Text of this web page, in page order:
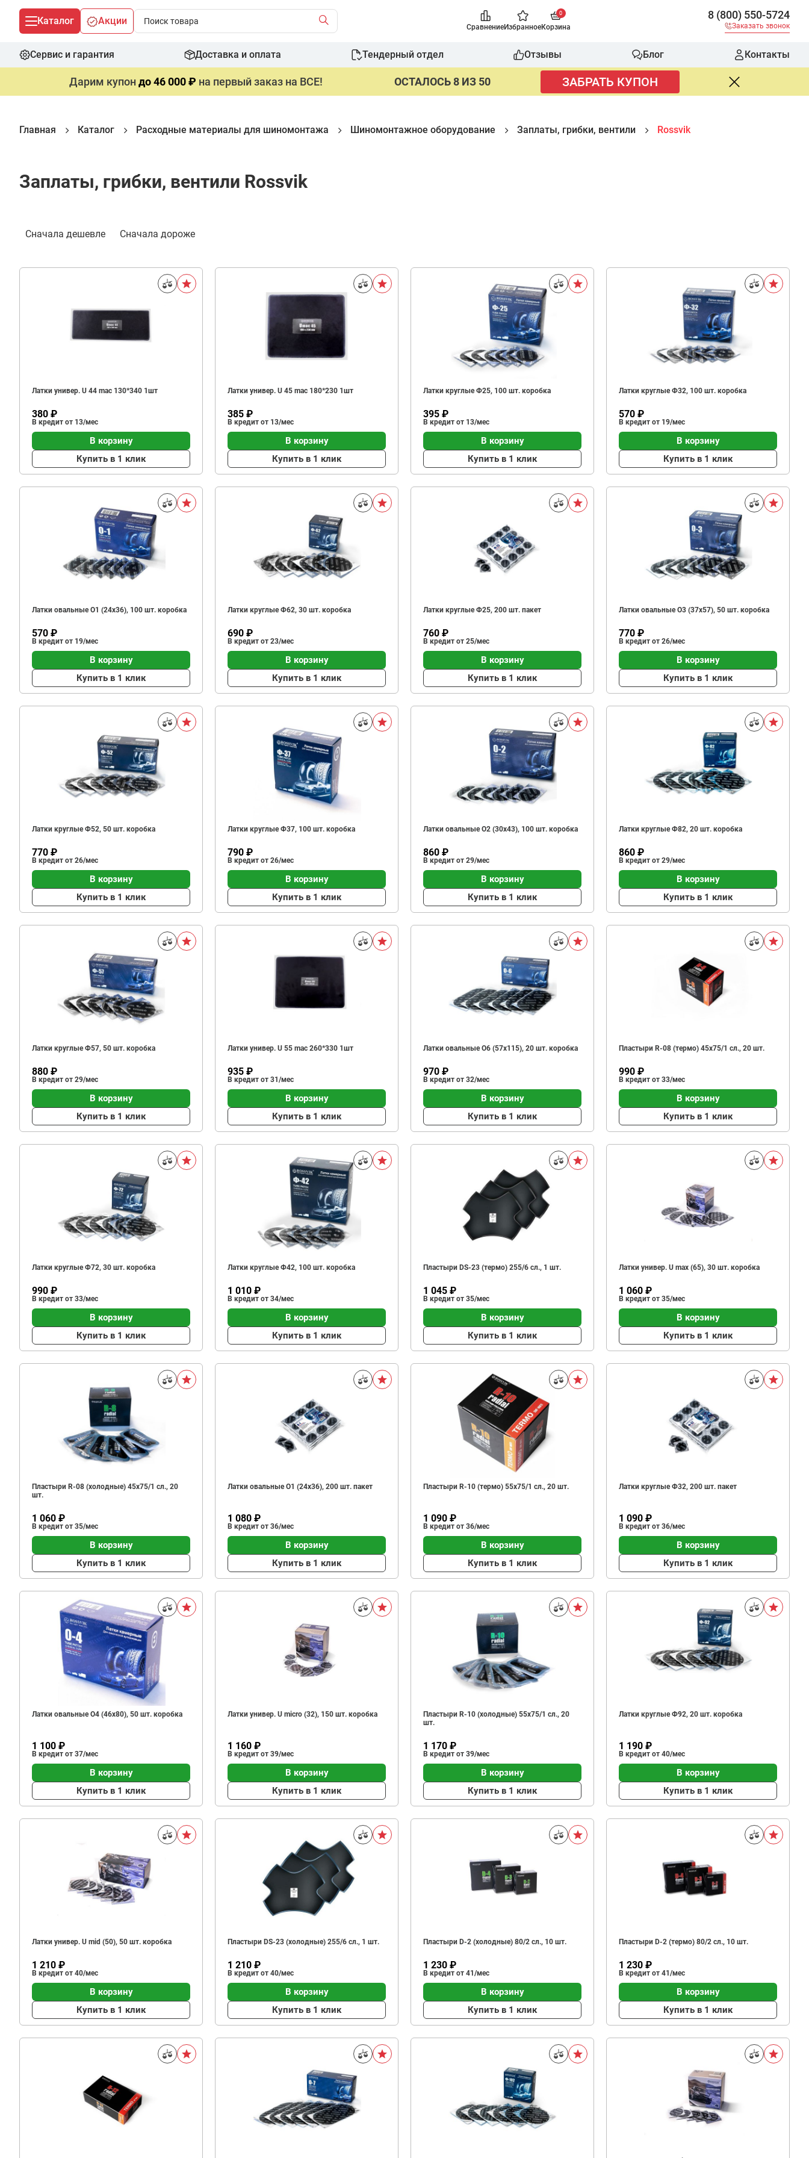
Каталог Акции
СравнениеИзбранное
0
Корзина
8 (800) 550-5724
Заказать звонок
Сервис и гарантия Доставка и оплата Тендерный отдел Отзывы Блог Контакты
Дарим купондо 46 000 ₽ на первый заказ на ВСЕ! ОСТАЛОСЬ 8 ИЗ 50 ЗАБРАТЬ КУПОН
Главная Каталог Расходные материалы для шиномонтажа Шиномонтажное оборудование Заплаты, грибки, вентили Rossvik
Заплаты, грибки, вентили Rossvik
Сначала дешевле Сначала дороже
Фильтр
Латки универ. U 44 mac 130*340 1шт
380 ₽
В кредит от 13/мес
В корзину
Купить в 1 клик
Латки универ. U 45 mac 180*230 1шт
385 ₽
В кредит от 13/мес
В корзину
Купить в 1 клик
Латки круглые Ф25, 100 шт. коробка
395 ₽
В кредит от 13/мес
В корзину
Купить в 1 клик
Латки круглые Ф32, 100 шт. коробка
570 ₽
В кредит от 19/мес
В корзину
Купить в 1 клик
Латки овальные О1 (24х36), 100 шт. коробка
570 ₽
В кредит от 19/мес
В корзину
Купить в 1 клик
Латки круглые Ф62, 30 шт. коробка
690 ₽
В кредит от 23/мес
В корзину
Купить в 1 клик
Латки круглые Ф25, 200 шт. пакет
760 ₽
В кредит от 25/мес
В корзину
Купить в 1 клик
Латки овальные О3 (37х57), 50 шт. коробка
770 ₽
В кредит от 26/мес
В корзину
Купить в 1 клик
Латки круглые Ф52, 50 шт. коробка
770 ₽
В кредит от 26/мес
В корзину
Купить в 1 клик
Латки круглые Ф37, 100 шт. коробка
790 ₽
В кредит от 26/мес
В корзину
Купить в 1 клик
Латки овальные О2 (30х43), 100 шт. коробка
860 ₽
В кредит от 29/мес
В корзину
Купить в 1 клик
Латки круглые Ф82, 20 шт. коробка
860 ₽
В кредит от 29/мес
В корзину
Купить в 1 клик
Латки круглые Ф57, 50 шт. коробка
880 ₽
В кредит от 29/мес
В корзину
Купить в 1 клик
Латки универ. U 55 mac 260*330 1шт
935 ₽
В кредит от 31/мес
В корзину
Купить в 1 клик
Латки овальные О6 (57х115), 20 шт. коробка
970 ₽
В кредит от 32/мес
В корзину
Купить в 1 клик
Пластыри R-08 (термо) 45х75/1 сл., 20 шт.
990 ₽
В кредит от 33/мес
В корзину
Купить в 1 клик
Латки круглые Ф72, 30 шт. коробка
990 ₽
В кредит от 33/мес
В корзину
Купить в 1 клик
Латки круглые Ф42, 100 шт. коробка
1 010 ₽
В кредит от 34/мес
В корзину
Купить в 1 клик
Пластыри DS-23 (термо) 255/6 сл., 1 шт.
1 045 ₽
В кредит от 35/мес
В корзину
Купить в 1 клик
Латки универ. U max (65), 30 шт. коробка
1 060 ₽
В кредит от 35/мес
В корзину
Купить в 1 клик
Пластыри R-08 (холодные) 45х75/1 сл., 20
шт.
1 060 ₽
В кредит от 35/мес
В корзину
Купить в 1 клик
Латки овальные О1 (24х36), 200 шт. пакет
1 080 ₽
В кредит от 36/мес
В корзину
Купить в 1 клик
Пластыри R-10 (термо) 55х75/1 сл., 20 шт.
1 090 ₽
В кредит от 36/мес
В корзину
Купить в 1 клик
Латки круглые Ф32, 200 шт. пакет
1 090 ₽
В кредит от 36/мес
В корзину
Купить в 1 клик
Латки овальные О4 (46х80), 50 шт. коробка
1 100 ₽
В кредит от 37/мес
В корзину
Купить в 1 клик
Латки универ. U micro (32), 150 шт. коробка
1 160 ₽
В кредит от 39/мес
В корзину
Купить в 1 клик
Пластыри R-10 (холодные) 55х75/1 сл., 20
шт.
1 170 ₽
В кредит от 39/мес
В корзину
Купить в 1 клик
Латки круглые Ф92, 20 шт. коробка
1 190 ₽
В кредит от 40/мес
В корзину
Купить в 1 клик
Латки универ. U mid (50), 50 шт. коробка
1 210 ₽
В кредит от 40/мес
В корзину
Купить в 1 клик
Пластыри DS-23 (холодные) 255/6 сл., 1 шт.
1 210 ₽
В кредит от 40/мес
В корзину
Купить в 1 клик
Пластыри D-2 (холодные) 80/2 сл., 10 шт.
1 230 ₽
В кредит от 41/мес
В корзину
Купить в 1 клик
Пластыри D-2 (термо) 80/2 сл., 10 шт.
1 230 ₽
В кредит от 41/мес
В корзину
Купить в 1 клик